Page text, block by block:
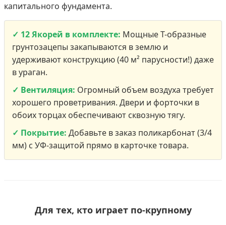
капитального фундамента.
✓ 12 Якорей в комплекте: Мощные Т-образные
грунтозацепы закапываются в землю и
удерживают конструкцию (40 м² парусности!) даже
в ураган.
✓ Вентиляция: Огромный объем воздуха требует
хорошего проветривания. Двери и форточки в
обоих торцах обеспечивают сквозную тягу.
✓ Покрытие: Добавьте в заказ поликарбонат (3/4
мм) с УФ-защитой прямо в карточке товара.
Для тех, кто играет по-крупному